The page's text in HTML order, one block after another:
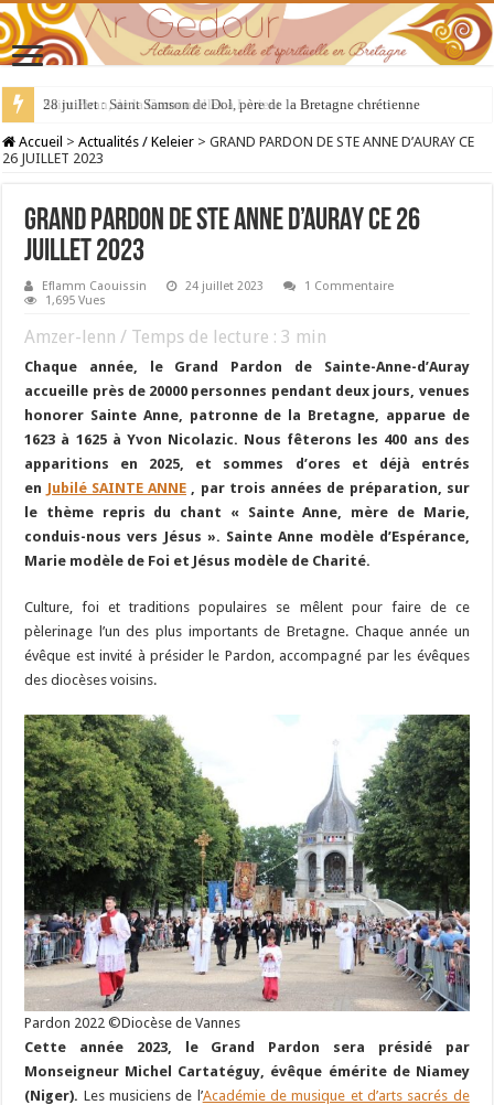
28 juillet : Saint Samson de Dol, père de la Bretagne chrétienne
Accueil > Actualités / Keleier > GRAND PARDON DE STE ANNE D’AURAY CE
26 JUILLET 2023
GRAND PARDON DE STE ANNE D’AURAY CE 26
JUILLET 2023
Eflamm Caouissin 24 juillet 2023
1 Commentaire
1,695 Vues
Amzer-lenn / Temps de lecture :3 min
Chaque année, le Grand Pardon de Sainte-Anne-d’Auray
accueille près de 20000 personnes pendant deux jours, venues
honorer Sainte Anne, patronne de la Bretagne, apparue de
1623 à 1625 à Yvon Nicolazic. Nous fêterons les 400 ans des
apparitions en 2025, et sommes d’ores et déjà entrés
en Jubilé SAINTE ANNE , par trois années de préparation, sur
le thème repris du chant « Sainte Anne, mère de Marie,
conduis-nous vers Jésus ». Sainte Anne modèle d’Espérance,
Marie modèle de Foi et Jésus modèle de Charité.
Culture, foi et traditions populaires se mêlent pour faire de ce
pèlerinage l’un des plus importants de Bretagne. Chaque année un
évêque est invité à présider le Pardon, accompagné par les évêques
des diocèses voisins.
Pardon 2022 ©Diocèse de Vannes
Cette année 2023, le Grand Pardon sera présidé par
Monseigneur Michel Cartatéguy, évêque émérite de Niamey
(Niger). Les musiciens de l’Académie de musique et d’arts sacrés de